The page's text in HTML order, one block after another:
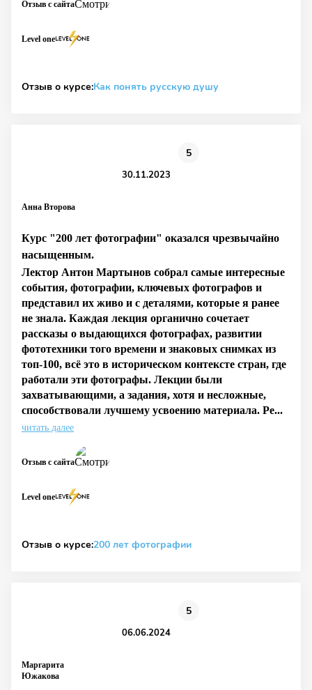
Level one
Отзыв с сайта
Отзыв о курсе:Как понять русскую душу
Анна Второва
5
30.11.2023
Курс "200 лет фотографии" оказался чрезвычайно
насыщенным.
Лектор Антон Мартынов собрал самые интересные
события, фотографии, ключевых фотографов и
представил их живо и с деталями, которые я ранее
не знала. Каждая лекция органично сочетает
рассказы о выдающихся фотографах, развитии
фототехники того времени и знаковых снимках из
топ-100, всё это в историческом контексте стран, где
работали эти фотографы. Лекции были
захватывающими, а задания, хотя и несложные,
способствовали лучшему усвоению материала. Ре...
читать далее
Level one
Отзыв с сайта
Отзыв о курсе:200 лет фотографии
Маргарита
Южакова
5
06.06.2024